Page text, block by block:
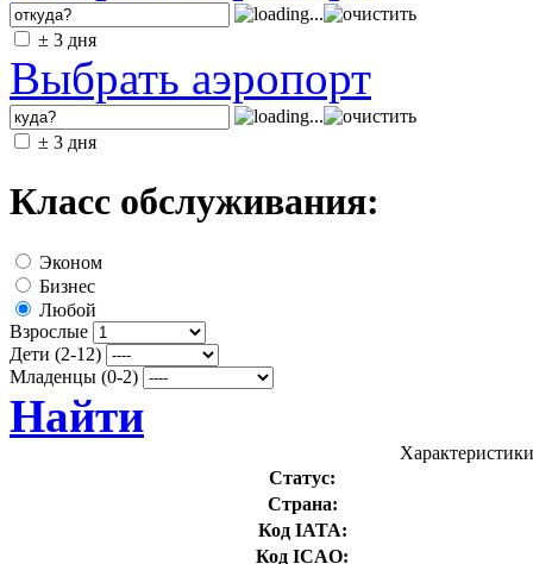
± 3 дня
Выбрать аэропорт
± 3 дня
Класс обслуживания:
Эконом
Бизнес
Любой
Взрослые
Дети (2-12)
Младенцы (0-2)
Найти
Статус:
Страна:
Код IATA:
Код ICAO: